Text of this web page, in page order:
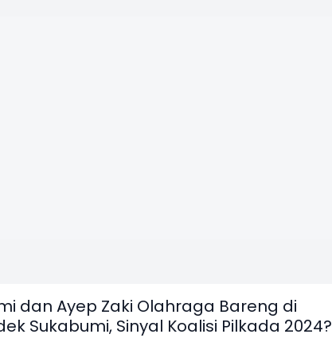
dan Ayep Zaki Olahraga Bareng di
Sukabumi, Sinyal Koalisi Pilkada 2024?